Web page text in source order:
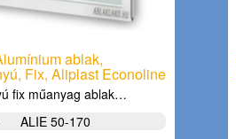
ablak,
Fix, Aliplast Econoline
fix műanyag ablak…
ALIE 50-170